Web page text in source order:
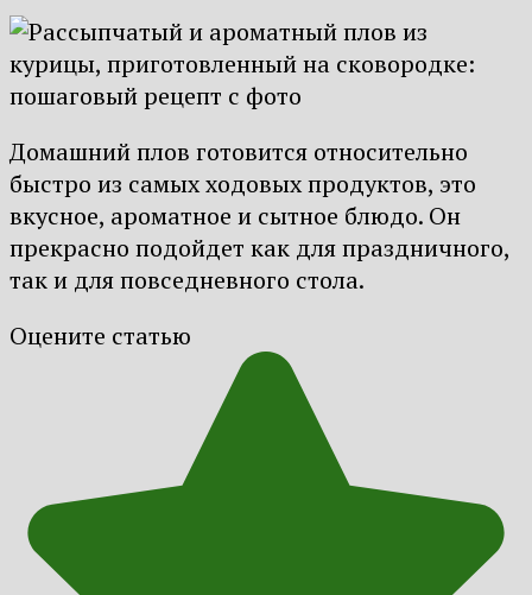
Домашний плов готовится относительно
быстро из самых ходовых продуктов, это
вкусное, ароматное и сытное блюдо. Он
прекрасно подойдет как для праздничного,
так и для повседневного стола.
Оцените статью